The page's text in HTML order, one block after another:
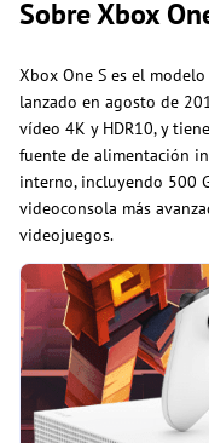
Sobre Xbox
Xbox One S es el
lanzado en agosto de
vídeo 4K y HDR10, y
fuente de alimentación
interno, incluyendo 500
videoconsola más
videojuegos.